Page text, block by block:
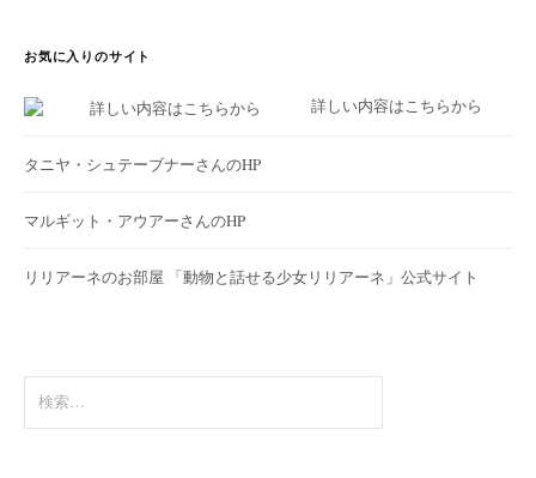
お気に入りのサイト
詳しい内容はこちらから
タニヤ・シュテーブナーさんのHP
マルギット・アウアーさんのHP
リリアーネのお部屋 「動物と話せる少女リリアーネ」公式サイト
索: